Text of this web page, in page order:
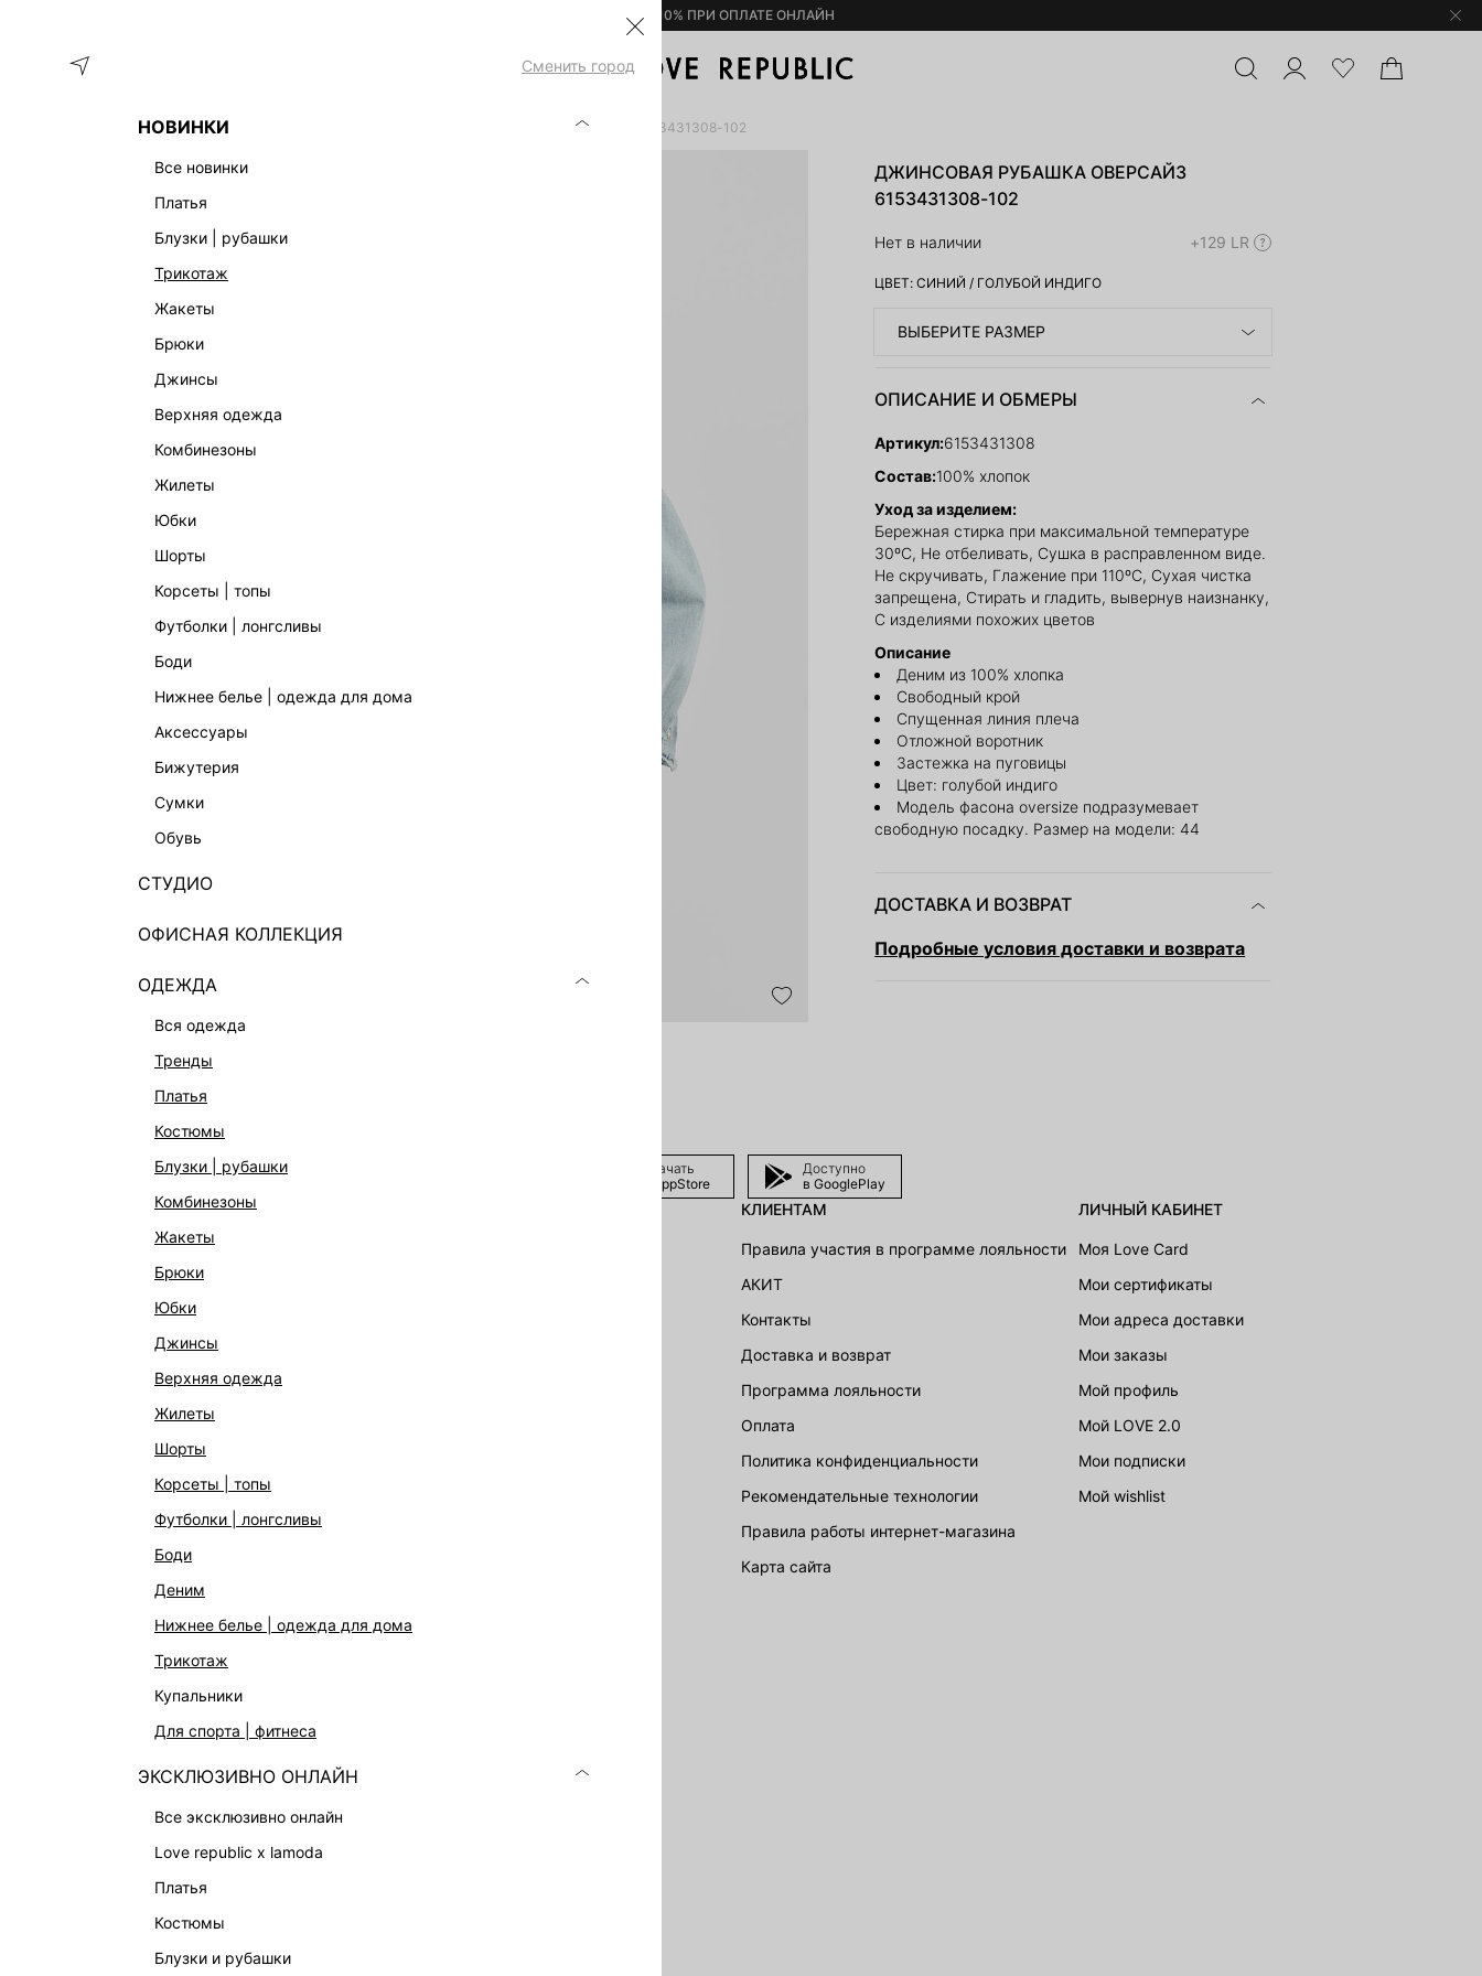
– 10% ПРИ ОПЛАТЕ ОНЛАЙН
Сменить город
НОВИНКИ
все новинки
платья
блузки | рубашки
трикотаж
жакеты
брюки
джинсы
верхняя одежда
комбинезоны
жилеты
юбки
шорты
корсеты | топы
футболки | лонгсливы
боди
нижнее белье | одежда для дома
аксессуары
бижутерия
сумки
обувь
СТУДИО
ОФИСНАЯ КОЛЛЕКЦИЯ
ОДЕЖДА
вся одежда
тренды
платья
костюмы
блузки | рубашки
комбинезоны
жакеты
брюки
юбки
джинсы
верхняя одежда
жилеты
шорты
корсеты | топы
футболки | лонгсливы
боди
деним
нижнее белье | одежда для дома
трикотаж
купальники
для спорта | фитнеса
ЭКСКЛЮЗИВНО ОНЛАЙН
все эксклюзивно онлайн
love republic x lamoda
платья
костюмы
блузки и рубашки
ОДЕЖДА ДЖИНСОВАЯ РУБАШКА ОВЕРСАЙЗ 6153431308-102
ДЖИНСОВАЯ РУБАШКА ОВЕРСАЙЗ
6153431308-102
Нет в наличии +129 LR
ЦВЕТ:СИНИЙ / ГОЛУБОЙ ИНДИГО
ВЫБЕРИТЕ РАЗМЕР
ОПИСАНИЕ И ОБМЕРЫ
Артикул:6153431308
Состав:100% хлопок
Уход за изделием:
Бережная стирка при максимальной температуре
30ºС, Не отбеливать, Сушка в расправленном виде.
Не скручивать, Глажение при 110ºС, Сухая чистка
запрещена, Стирать и гладить, вывернув наизнанку,
С изделиями похожих цветов
Описание
Деним из 100% хлопка
Свободный крой
Спущенная линия плеча
Отложной воротник
Застежка на пуговицы
Цвет: голубой индиго
Модель фасона oversize подразумевает
свободную посадку. Размер на модели: 44
ДОСТАВКА И ВОЗВРАТ
Подробные условия доставки и возврата
Скачать
в AppStore
Доступно
в GooglePlay
ОФИСНАЯ КОЛЛЕКЦИЯ
ЭКСКЛЮЗИВНО ОНЛАЙН
АКСЕССУАРЫ | УКРАШЕНИЯ
ФИНАЛЬНАЯ РАСПРОДАЖА
ПОДАРОЧНЫЕ СЕРТИФИКАТЫ
БАЛЬЗАМЫ-ТИНТЫ
ЛИМИТИРОВАННЫЕ КОЛЛЕКЦИИ
КАПСУЛЬНЫЙ ГАРДЕРОБ
БОХО-ШИК
В ОТТЕНКАХ СЕРОГО
LOVE REPUBLIC MAISON
ДАЙДЖЕСТ
КЛИЕНТАМ
Правила участия в программе лояльности
АКИТ
Контакты
Доставка и возврат
Программа лояльности
Оплата
Политика конфиденциальности
Рекомендательные технологии
Правила работы интернет-магазина
карта сайта
ЛИЧНЫЙ КАБИНЕТ
Моя Love Card
Мои сертификаты
Мои адреса доставки
Мои заказы
Мой профиль
Мой LOVE 2.0
Мои подписки
Мой wishlist